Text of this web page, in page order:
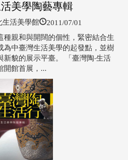
美學陶藝專輯
活美學館 2011/07/01
種親和與開闊的個性，緊密結合生
為中臺灣生活美學的起發點，並樹
貌的展示平臺。 「臺灣陶‧生活
開館首展，...